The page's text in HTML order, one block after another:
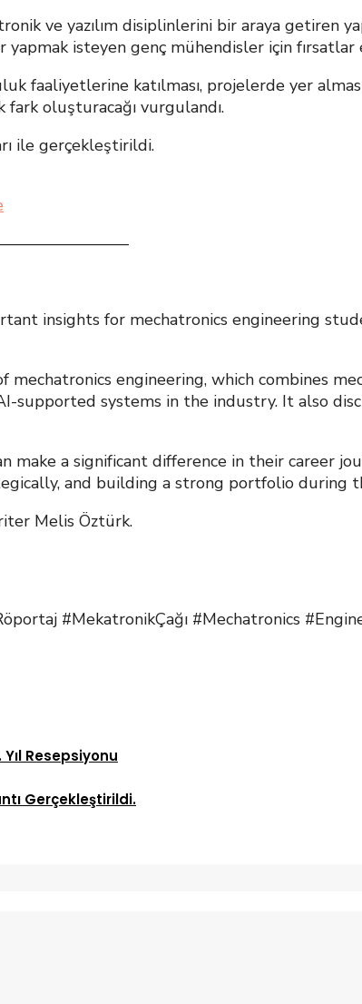
ve yazılım disiplinlerini bir araya getiren
isteyen genç mühendisler için fırsatlar
faaliyetlerine katılması, projelerde yer
oluşturacağı vurgulandı.
ile gerçekleştirildi.
insights for mechatronics engineering
engineering, which combines
supported systems in the industry. It also
make a significant difference in their career
and building a strong portfolio during
Melis Öztürk.
#MekatronikÇağı #Mechatronics
Resepsiyonu
Gerçekleştirildi.